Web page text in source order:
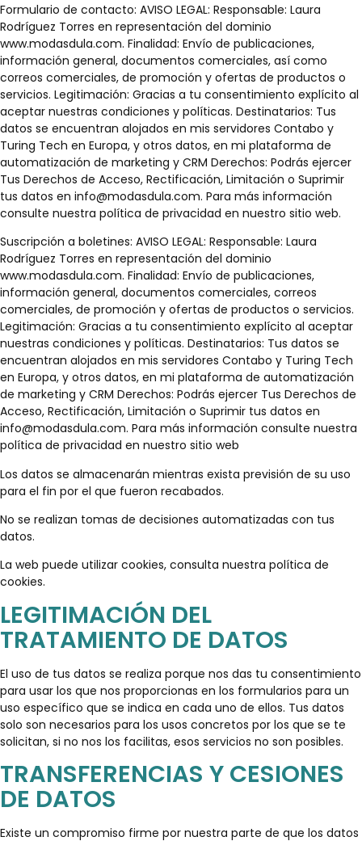
Formulario de contacto: AVISO LEGAL: Responsable: Laura
Rodríguez Torres en representación del dominio
www.modasdula.com. Finalidad: Envío de publicaciones,
información general, documentos comerciales, así como
correos comerciales, de promoción y ofertas de productos o
servicios. Legitimación: Gracias a tu consentimiento explícito al
aceptar nuestras condiciones y políticas. Destinatarios: Tus
datos se encuentran alojados en mis servidores Contabo y
Turing Tech en Europa, y otros datos, en mi plataforma de
automatización de marketing y CRM Derechos: Podrás ejercer
Tus Derechos de Acceso, Rectificación, Limitación o Suprimir
tus datos en info@modasdula.com. Para más información
consulte nuestra política de privacidad en nuestro sitio web.
Suscripción a boletines: AVISO LEGAL: Responsable: Laura
Rodríguez Torres en representación del dominio
www.modasdula.com. Finalidad: Envío de publicaciones,
información general, documentos comerciales, correos
comerciales, de promoción y ofertas de productos o servicios.
Legitimación: Gracias a tu consentimiento explícito al aceptar
nuestras condiciones y políticas. Destinatarios: Tus datos se
encuentran alojados en mis servidores Contabo y Turing Tech
en Europa, y otros datos, en mi plataforma de automatización
de marketing y CRM Derechos: Podrás ejercer Tus Derechos de
Acceso, Rectificación, Limitación o Suprimir tus datos en
info@modasdula.com. Para más información consulte nuestra
política de privacidad en nuestro sitio web
Los datos se almacenarán mientras exista previsión de su uso
para el fin por el que fueron recabados.
No se realizan tomas de decisiones automatizadas con tus
datos.
La web puede utilizar cookies, consulta nuestra política de
cookies.
LEGITIMACIÓN DEL
TRATAMIENTO DE DATOS
El uso de tus datos se realiza porque nos das tu consentimiento
para usar los que nos proporcionas en los formularios para un
uso específico que se indica en cada uno de ellos. Tus datos
solo son necesarios para los usos concretos por los que se te
solicitan, si no nos los facilitas, esos servicios no son posibles.
TRANSFERENCIAS Y CESIONES
DE DATOS
Existe un compromiso firme por nuestra parte de que los datos